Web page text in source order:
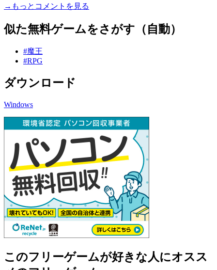
→もっとコメントを見る
似た無料ゲームをさがす（自動）
#魔王
#RPG
ダウンロード
Windows
このフリーゲームが好きな人にオスス